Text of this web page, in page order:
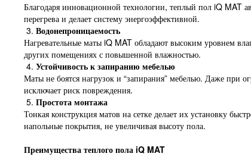
Благодаря инновационной технологии, теплый пол iQ MAT
перегрева и делает систему энергоэффективной.
3. Водонепроницаемость
Нагревательные маты iQ MAT обладают высоким уровнем
других помещениях с повышенной влажностью.
4. Устойчивость к запиранию мебелью
Маты не боятся нагрузок и “запирания” мебелью. Даже при
исключает риск повреждения.
5. Простота монтажа
Тонкая конструкция матов на сетке делает их установку
напольные покрытия, не увеличивая высоту пола.
Преимущества теплого пола iQ MAT